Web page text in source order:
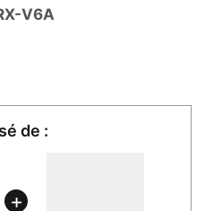
V6A